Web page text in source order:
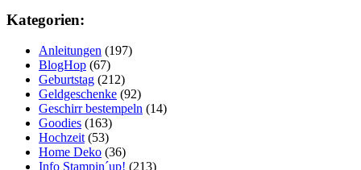
Kategorien:
Anleitungen (197)
BlogHop (67)
Geburtstag (212)
Geldgeschenke (92)
Geschirr bestempeln (14)
Goodies (163)
Hochzeit(53)
Home Deko (36)
Info Stampin´up! (213)